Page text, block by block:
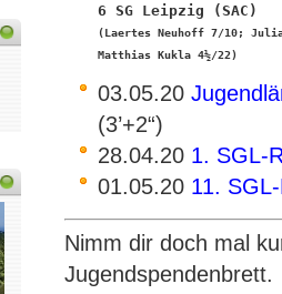
(Laertes Neuhoff 7/10;
Matthias Kukla 4½/22)
03.05.20
(3’+2“)
28.04.20 1. SGL-
01.05.20 11.
Nimm dir doch mal
Jugendspendenbrett.